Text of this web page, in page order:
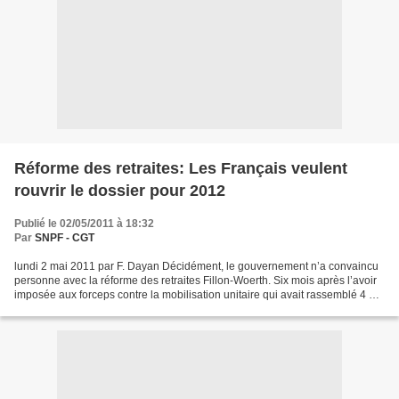
Réforme des retraites: Les Français veulent
rouvrir le dossier pour 2012
Publié le 02/05/2011 à 18:32
Par SNPF - CGT
lundi 2 mai 2011 par F. Dayan Décidément, le gouvernement n’a convaincu
personne avec la réforme des retraites Fillon-Woerth. Six mois après l’avoir
imposée aux forceps contre la mobilisation unitaire qui avait rassemblé 4 à 5